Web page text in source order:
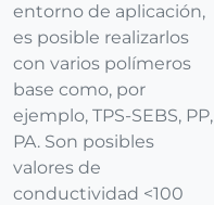
entorno de aplicación,
es posible realizarlos
con varios polímeros
base como, por
ejemplo, TPS-SEBS, PP,
PA. Son posibles
valores de
conductividad <100